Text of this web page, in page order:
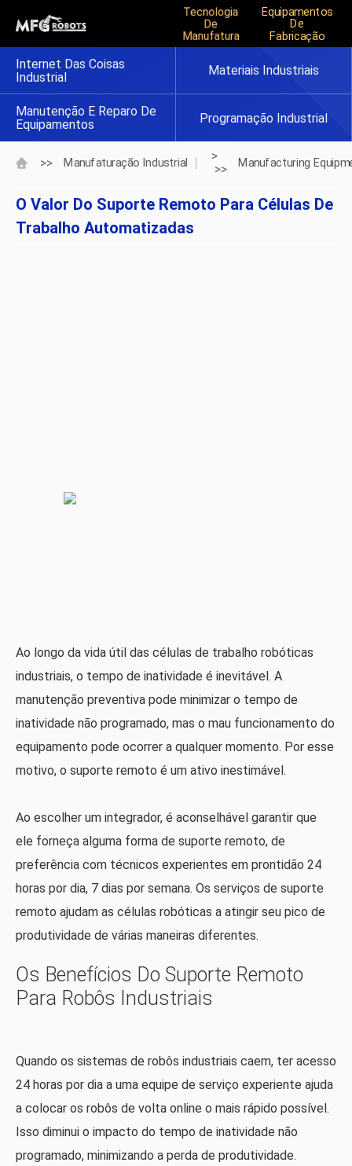
Tecnologia
De
Manufatura
Equipamentos
De
Fabricação
Internet Das Coisas
Industrial
Materiais Industriais
Manutenção E Reparo De
Equipamentos
Programação Industrial
>> Manufaturação Industrial
>
>>
Manufacturing
O Valor Do Suporte Remoto Para Células De
Trabalho Automatizadas
Ao longo da vida útil das células de trabalho robóticas
industriais, o tempo de inatividade é inevitável. A
manutenção preventiva pode minimizar o tempo de
inatividade não programado, mas o mau funcionamento do
equipamento pode ocorrer a qualquer momento. Por esse
motivo, o suporte remoto é um ativo inestimável.
Ao escolher um integrador, é aconselhável garantir que
ele forneça alguma forma de suporte remoto, de
preferência com técnicos experientes em prontidão 24
horas por dia, 7 dias por semana. Os serviços de suporte
remoto ajudam as células robóticas a atingir seu pico de
produtividade de várias maneiras diferentes.
Os Benefícios Do Suporte Remoto
Para Robôs Industriais
Quando os sistemas de robôs industriais caem, ter acesso
24 horas por dia a uma equipe de serviço experiente ajuda
a colocar os robôs de volta online o mais rápido possível.
Isso diminui o impacto do tempo de inatividade não
programado, minimizando a perda de produtividade.